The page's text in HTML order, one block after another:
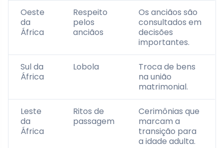
Oeste
da
África
Respeito
pelos
anciãos
Os anciãos são
consultados em
decisões
importantes.
Sul da
África
Lobola
Troca de bens
na união
matrimonial.
Leste
da
África
Ritos de
passagem
Cerimônias que
marcam a
transição para
a idade adulta.